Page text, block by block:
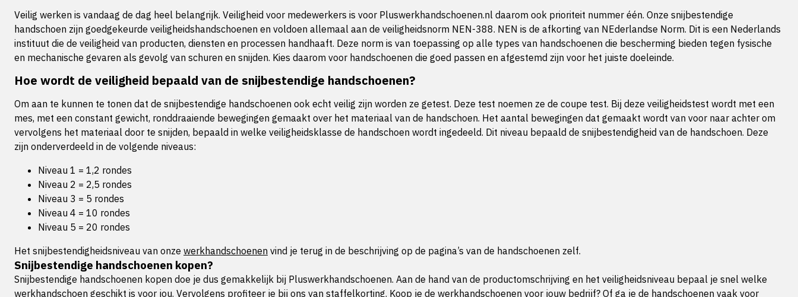
Veilig werken is vandaag de dag heel belangrijk. Veiligheid voor medewerkers is voor Pluswerkhandschoenen.nl daarom ook prioriteit nummer één. Onze snijbestendige
handschoen zijn goedgekeurde veiligheidshandschoenen en voldoen allemaal aan de veiligheidsnorm NEN-388. NEN is de afkorting van NEderlandse Norm. Dit is een Nederlands
instituut die de veiligheid van producten, diensten en processen handhaaft. Deze norm is van toepassing op alle types van handschoenen die bescherming bieden tegen fysische
en mechanische gevaren als gevolg van schuren en snijden. Kies daarom voor handschoenen die goed passen en afgestemd zijn voor het juiste doeleinde.
Hoe wordt de veiligheid bepaald van de snijbestendige handschoenen?
Om aan te kunnen te tonen dat de snijbestendige handschoenen ook echt veilig zijn worden ze getest. Deze test noemen ze de coupe test. Bij deze veiligheidstest wordt met een
mes, met een constant gewicht, ronddraaiende bewegingen gemaakt over het materiaal van de handschoen. Het aantal bewegingen dat gemaakt wordt van voor naar achter om
vervolgens het materiaal door te snijden, bepaald in welke veiligheidsklasse de handschoen wordt ingedeeld. Dit niveau bepaald de snijbestendigheid van de handschoen. Deze
zijn onderverdeeld in de volgende niveaus:
Niveau 1 = 1,2 rondes
Niveau 2 = 2,5 rondes
Niveau 3 = 5 rondes
Niveau 4 = 10 rondes
Niveau 5 = 20 rondes
Het snijbestendigheidsniveau van onze werkhandschoenen vind je terug in de beschrijving op de pagina’s van de handschoenen zelf.
Snijbestendige handschoenen kopen?
Snijbestendige handschoenen kopen doe je dus gemakkelijk bij Pluswerkhandschoenen. Aan de hand van de productomschrijving en het veiligheidsniveau bepaal je snel welke
werkhandschoen geschikt is voor jou. Vervolgens profiteer je bij ons van staffelkorting. Koop je de werkhandschoenen voor jouw bedrijf? Of ga je de handschoenen vaak voor